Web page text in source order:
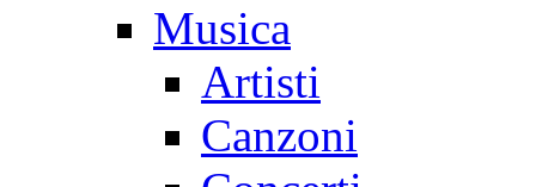
Musica
Artisti
Canzoni